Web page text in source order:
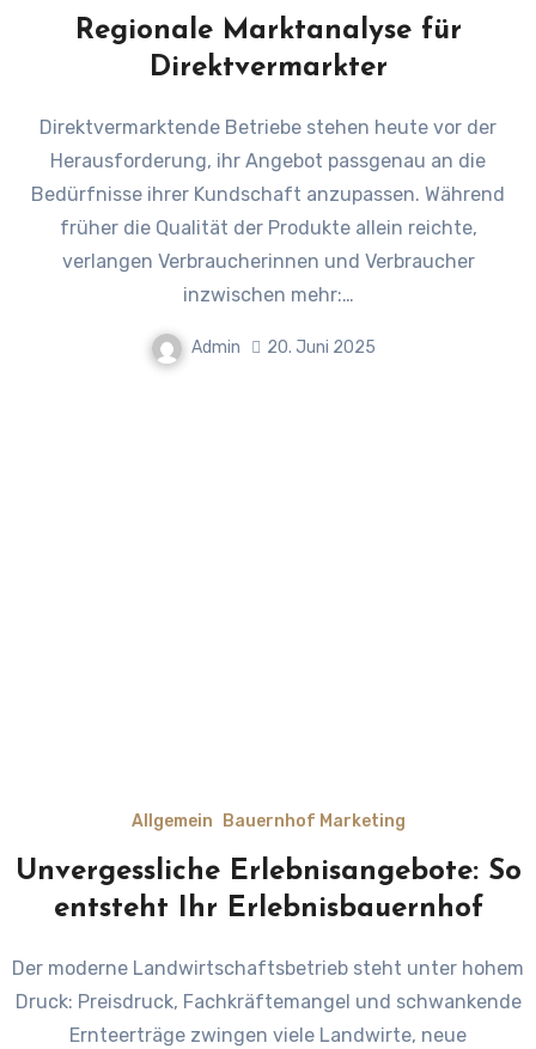
Regionale Marktanalyse für
Direktvermarkter
Direktvermarktende Betriebe stehen heute vor der
Herausforderung, ihr Angebot passgenau an die
Bedürfnisse ihrer Kundschaft anzupassen. Während
früher die Qualität der Produkte allein reichte,
verlangen Verbraucherinnen und Verbraucher
inzwischen mehr:…
Admin 20. Juni 2025
Allgemein Bauernhof Marketing
Unvergessliche Erlebnisangebote: So
entsteht Ihr Erlebnisbauernhof
Der moderne Landwirtschaftsbetrieb steht unter hohem
Druck: Preisdruck, Fachkräftemangel und schwankende
Ernteerträge zwingen viele Landwirte, neue